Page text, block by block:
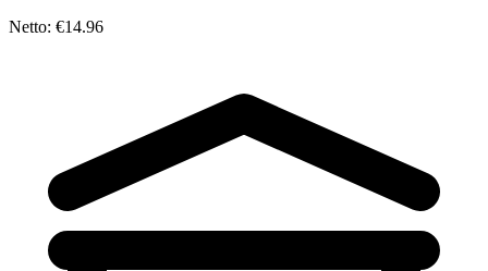
Netto: €14.96